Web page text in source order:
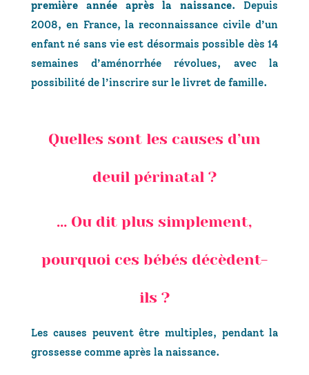
première année après la naissance. Depuis
2008, en France, la reconnaissance civile d’un
enfant né sans vie est désormais possible dès 14
semaines d’aménorrhée révolues, avec la
possibilité de l’inscrire sur le livret de famille.
Quelles sont les causes d’un
deuil périnatal ?
… Ou dit plus simplement,
pourquoi ces bébés décèdent-
ils ?
Les causes peuvent être multiples, pendant la
grossesse comme après la naissance.